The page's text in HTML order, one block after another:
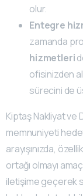
olur.
Entegre
zamanda
hizmetleri
ofisinizden
sürecini de
Kiptaş Nakliyat ve
memnuniyeti
arayışınızda,
ortağı olmayı
iletişime geçerek